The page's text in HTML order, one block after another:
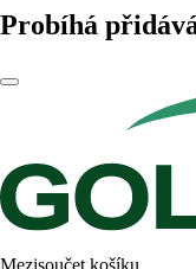
Probíhá
Mezisoučet košíku